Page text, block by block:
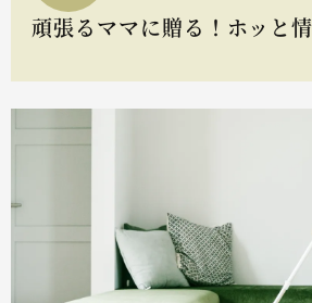
頑張るママに贈る！ホッと